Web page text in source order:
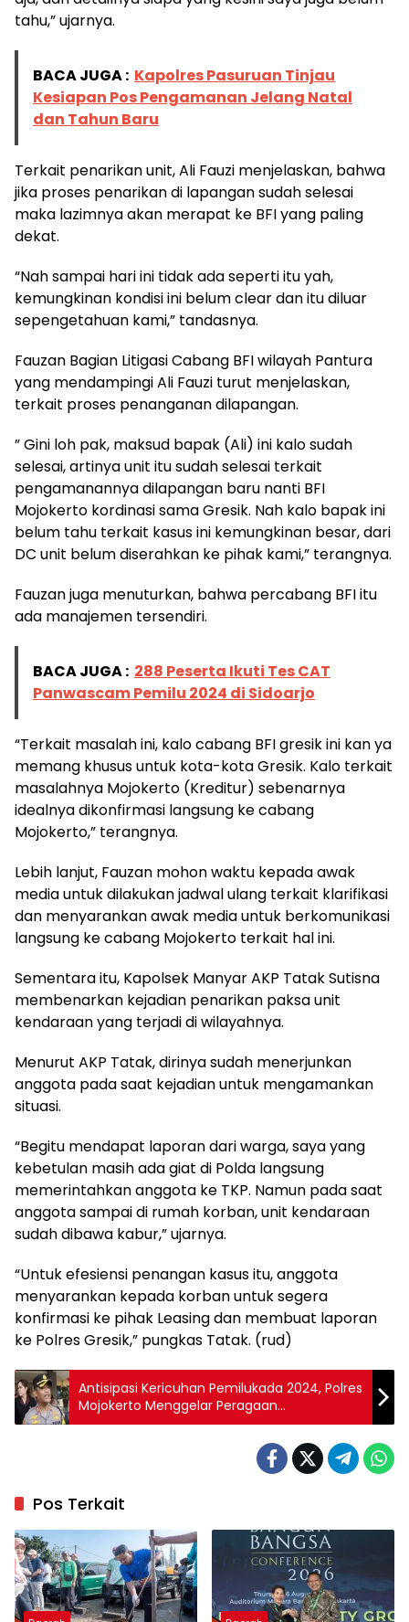
tahu,” ujarnya.
BACA JUGA : Kapolres Pasuruan Tinjau
Kesiapan Pos Pengamanan Jelang Natal
dan Tahun Baru
Terkait penarikan unit, Ali Fauzi menjelaskan, bahwa
jika proses penarikan di lapangan sudah selesai
maka lazimnya akan merapat ke BFI yang paling
dekat.
“Nah sampai hari ini tidak ada seperti itu yah,
kemungkinan kondisi ini belum clear dan itu diluar
sepengetahuan kami,” tandasnya.
Fauzan Bagian Litigasi Cabang BFI wilayah Pantura
yang mendampingi Ali Fauzi turut menjelaskan,
terkait proses penanganan dilapangan.
” Gini loh pak, maksud bapak (Ali) ini kalo sudah
selesai, artinya unit itu sudah selesai terkait
pengamanannya dilapangan baru nanti BFI
Mojokerto kordinasi sama Gresik. Nah kalo bapak ini
belum tahu terkait kasus ini kemungkinan besar, dari
DC unit belum diserahkan ke pihak kami,” terangnya.
Fauzan juga menuturkan, bahwa percabang BFI itu
ada manajemen tersendiri.
BACA JUGA : 288 Peserta Ikuti Tes CAT
Panwascam Pemilu 2024 di Sidoarjo
“Terkait masalah ini, kalo cabang BFI gresik ini kan ya
memang khusus untuk kota-kota Gresik. Kalo terkait
masalahnya Mojokerto (Kreditur) sebenarnya
idealnya dikonfirmasi langsung ke cabang
Mojokerto,” terangnya.
Lebih lanjut, Fauzan mohon waktu kepada awak
media untuk dilakukan jadwal ulang terkait klarifikasi
dan menyarankan awak media untuk berkomunikasi
langsung ke cabang Mojokerto terkait hal ini.
Sementara itu, Kapolsek Manyar AKP Tatak Sutisna
membenarkan kejadian penarikan paksa unit
kendaraan yang terjadi di wilayahnya.
Menurut AKP Tatak, dirinya sudah menerjunkan
anggota pada saat kejadian untuk mengamankan
situasi.
“Begitu mendapat laporan dari warga, saya yang
kebetulan masih ada giat di Polda langsung
memerintahkan anggota ke TKP. Namun pada saat
anggota sampai di rumah korban, unit kendaraan
sudah dibawa kabur,” ujarnya.
“Untuk efesiensi penangan kasus itu, anggota
menyarankan kepada korban untuk segera
konfirmasi ke pihak Leasing dan membuat laporan
ke Polres Gresik,” pungkas Tatak. (rud)
Antisipasi Kericuhan Pemilukada 2024, Polres
Mojokerto Menggelar Peragaan
Pengamanan
Pos Terkait